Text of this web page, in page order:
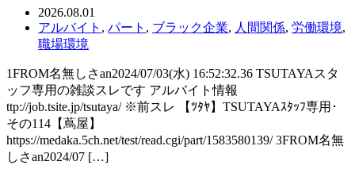
2026.08.01
アルバイト , パート , ブラック企業, 人間関係, 労働環境,
職場環境
1FROM名無しさan2024/07/03(水) 16:52:32.36 TSUTAYAスタ
ッフ専用の雑談スレです アルバイト情報
ttp://job.tsite.jp/tsutaya/ ※前スレ 【ﾂﾀﾔ】TSUTAYAｽﾀｯﾌ専用･
その114【蔦屋】
https://medaka.5ch.net/test/read.cgi/part/1583580139/ 3FROM名無
しさan2024/07 […]